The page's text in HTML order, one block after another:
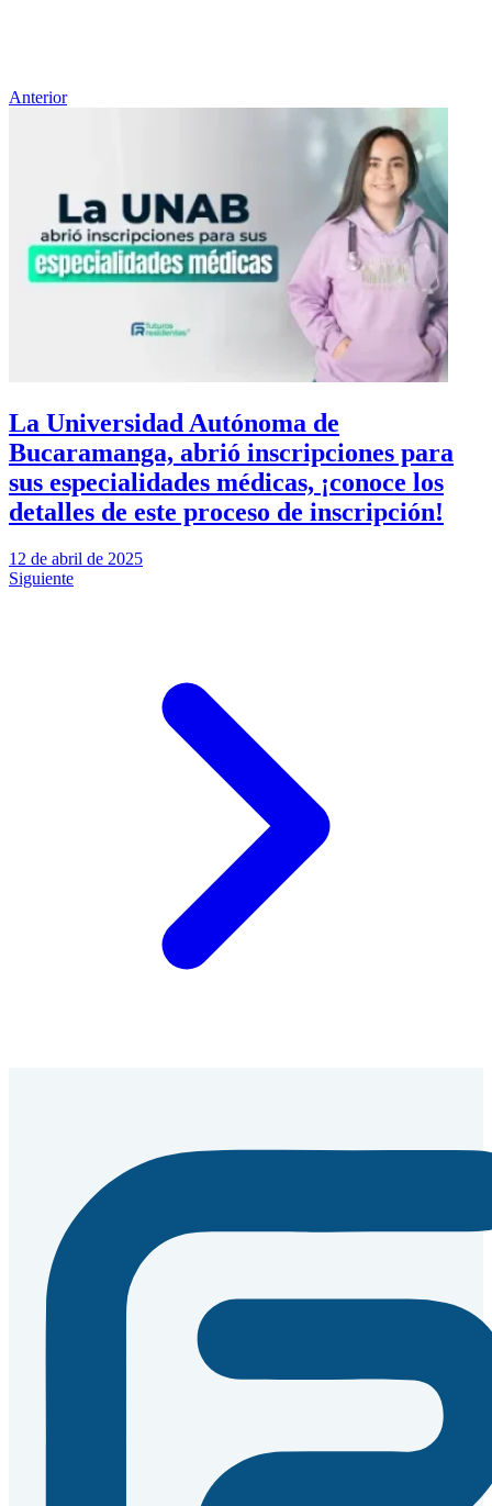
Anterior
La Universidad Autónoma de
Bucaramanga, abrió inscripciones para
sus especialidades médicas, ¡conoce los
detalles de este proceso de inscripción!
12 de abril de 2025
Siguiente